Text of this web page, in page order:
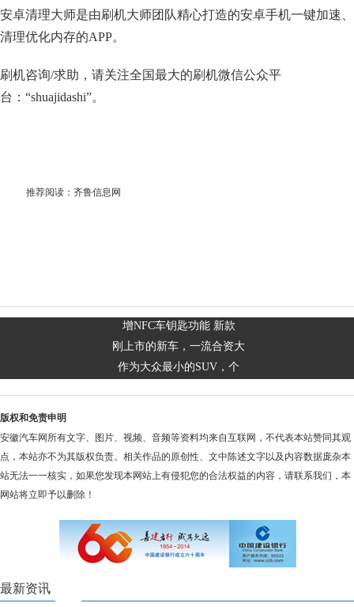
安卓清理大师是由刷机大师团队精心打造的安卓手机一键加速、
清理优化内存的APP。
刷机咨询/求助，请关注全国最大的刷机微信公众平
台：“shuajidashi”。
推荐阅读： 齐鲁信息网
增NFC车钥匙功能 新款
刚上市的新车，一流合资大
作为大众最小的SUV，个
版权和免责申明
安徽汽车网所有文字、图片、视频、音频等资料均来自互联网，不代表本站赞同其观
点，本站亦不为其版权负责。相关作品的原创性、文中陈述文字以及内容数据庞杂本
站无法一一核实，如果您发现本网站上有侵犯您的合法权益的内容，请联系我们，本
网站将立即予以删除！
最新资讯